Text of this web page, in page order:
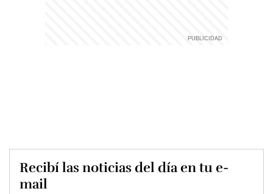
Recibí las noticias del día en tu e-
mail